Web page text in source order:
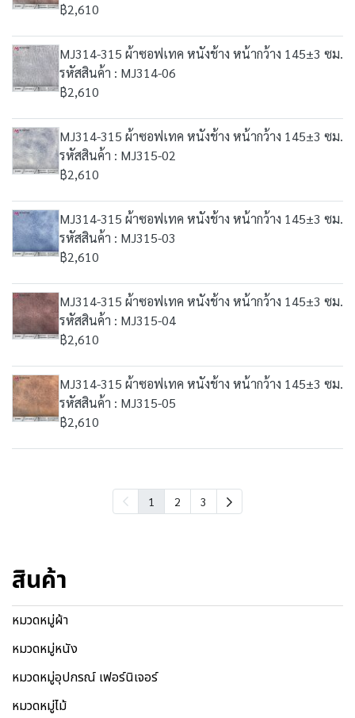
฿2,610
MJ314-315 ผ้าซอฟเทค หนังช้าง หน้ากว้าง 145±3 ซม.
รหัสสินค้า : MJ314-06
฿2,610
MJ314-315 ผ้าซอฟเทค หนังช้าง หน้ากว้าง 145±3 ซม.
รหัสสินค้า : MJ315-02
฿2,610
MJ314-315 ผ้าซอฟเทค หนังช้าง หน้ากว้าง 145±3 ซม.
รหัสสินค้า : MJ315-03
฿2,610
MJ314-315 ผ้าซอฟเทค หนังช้าง หน้ากว้าง 145±3 ซม.
รหัสสินค้า : MJ315-04
฿2,610
MJ314-315 ผ้าซอฟเทค หนังช้าง หน้ากว้าง 145±3 ซม.
รหัสสินค้า : MJ315-05
฿2,610
1 2 3
สินค้า
หมวดหมู่ผ้า
หมวดหมู่หนัง
หมวดหมู่อุปกรณ์ เฟอร์นิเจอร์
หมวดหมู่ไม้